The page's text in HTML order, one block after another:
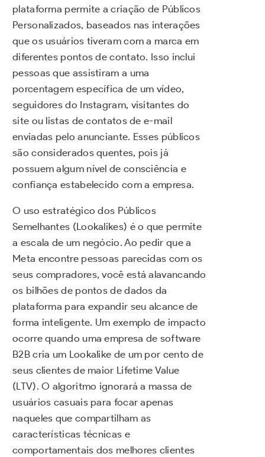
plataforma permite a criação de Públicos
Personalizados, baseados nas interações
que os usuários tiveram com a marca em
diferentes pontos de contato. Isso inclui
pessoas que assistiram a uma
porcentagem específica de um vídeo,
seguidores do Instagram, visitantes do
site ou listas de contatos de e-mail
enviadas pelo anunciante. Esses públicos
são considerados quentes, pois já
possuem algum nível de consciência e
confiança estabelecido com a empresa.
O uso estratégico dos Públicos
Semelhantes (Lookalikes) é o que permite
a escala de um negócio. Ao pedir que a
Meta encontre pessoas parecidas com os
seus compradores, você está alavancando
os bilhões de pontos de dados da
plataforma para expandir seu alcance de
forma inteligente. Um exemplo de impacto
ocorre quando uma empresa de software
B2B cria um Lookalike de um por cento de
seus clientes de maior Lifetime Value
(LTV). O algoritmo ignorará a massa de
usuários casuais para focar apenas
naqueles que compartilham as
características técnicas e
comportamentais dos melhores clientes